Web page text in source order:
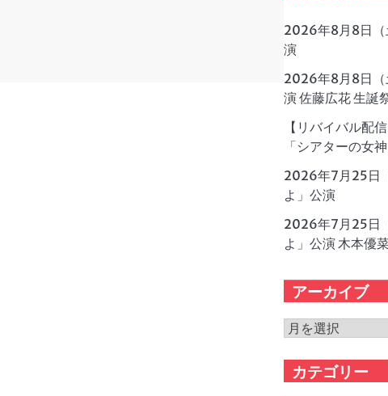
2026年8月8日（
演
2026年8月8日（
演 佐藤広花 生誕
【リバイバル配
「シアターの女
2026年7月25日
よ」公演
2026年7月25日
よ」公演 木本優
アーカイブ
ア
カ
イ
カテゴリー